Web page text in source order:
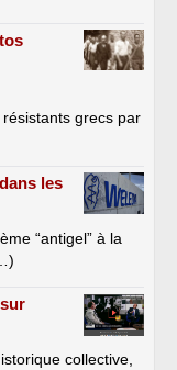
grecs par
les
“antigel” à la
collective,